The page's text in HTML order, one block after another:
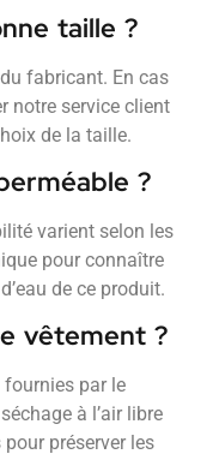
taille ?
fabricant. En cas
notre service client
de la taille.
?
varient selon les
pour connaître
de ce produit.
vêtement ?
fournies par le
à l’air libre
préserver les